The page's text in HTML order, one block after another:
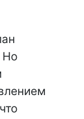
Но